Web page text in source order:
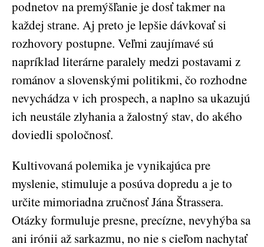
podnetov na premýšľanie je dosť takmer na
každej strane. Aj preto je lepšie dávkovať si
rozhovory postupne. Veľmi zaujímavé sú
napríklad literárne paralely medzi postavami z
románov a slovenskými politikmi, čo rozhodne
nevychádza v ich prospech, a naplno sa ukazujú
ich neustále zlyhania a žalostný stav, do akého
doviedli spoločnosť.
Kultivovaná polemika je vynikajúca pre
myslenie, stimuluje a posúva dopredu a je to
určite mimoriadna zručnosť Jána Štrassera.
Otázky formuluje presne, precízne, nevyhýba sa
ani irónii až sarkazmu, no nie s cieľom nachytať